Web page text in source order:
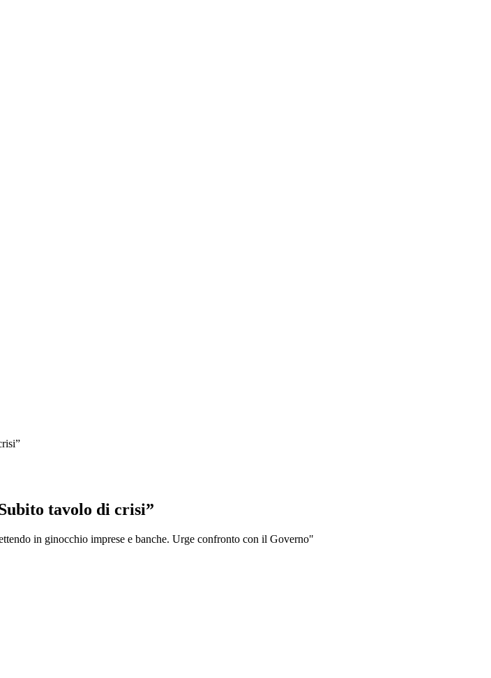
tavolo di crisi”
in ginocchio imprese e banche. Urge confronto con il Governo"